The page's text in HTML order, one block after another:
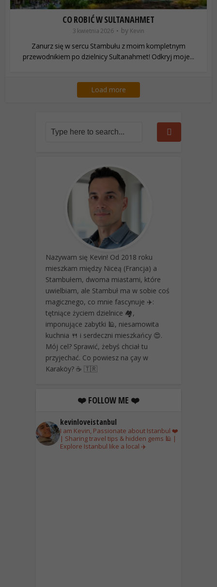
CO ROBIĆ W SULTANAHMET
3 kwietnia 2026 by Kevin
Zanurz się w sercu Stambułu z moim kompletnym
przewodnikiem po dzielnicy Sultanahmet! Odkryj moje...
Load more
Nazywam się Kevin! Od 2018 roku
mieszkam między Niceą (Francja) a
Stambułem, dwoma miastami, które
uwielbiam, ale Stambuł ma w sobie coś
magicznego, co mnie fascynuje ✈️:
tętniące życiem dzielnice 🏘️,
imponujące zabytki 🕌, niesamowita
kuchnia 🍴 i serdeczni mieszkańcy 😍.
Mój cel? Sprawić, żebyś chciał tu
przyjechać. Co powiesz na çay w
Karaköy? ☕ 🇹🇷
❤️ FOLLOW ME ❤️
kevinloveistanbul
I am Kevin, Passionate about Istanbul ❤️
| Sharing travel tips & hidden gems 🕌 |
Explore Istanbul like a local ✈️